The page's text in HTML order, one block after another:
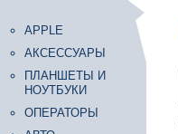
APPLE
АКСЕССУАРЫ
ПЛАНШЕТЫ И
НОУТБУКИ
ОПЕРАТОРЫ